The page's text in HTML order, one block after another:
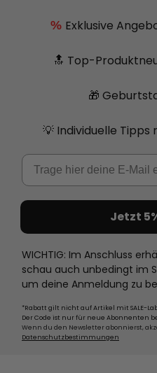
% Exklusive
🔝 Top-
🎁
💡 Individuelle Tipps
Email
Jetzt
WICHTIG: Im Anschluss
schau auch unbedingt im
um deine Anmeldung zu
*Rabatt gilt nicht auf Artikel mit SALE-
Der Code ist nur für neue Abonnenten
Wenn du den Newsletter abonnierst,
Datenschutzbestimmungen